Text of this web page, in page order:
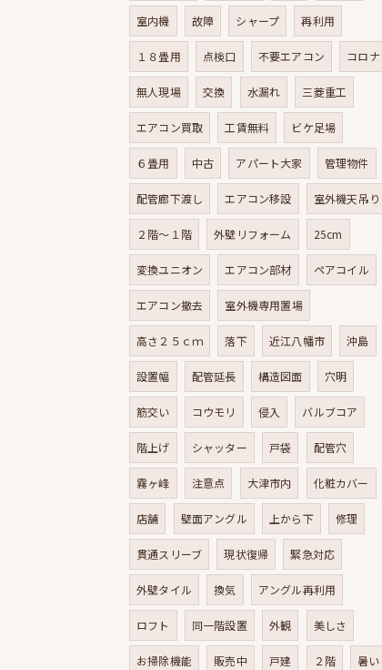
室内機 故障 シャープ 再利用
１８畳用 点検口 不要エアコン コロナ
無人現場 交換 水漏れ 三菱重工
エアコン買取 工賃無料 ビケ足場
６畳用 中古 アパート大家 管理物件
配管廊下渡し エアコン移設 室外機天吊り
２階～１階 外壁リフォーム 25cm
変換ユニオン エアコン部材 ペアコイル
エアコン撤去 室外機専用置場
高さ２５ｃｍ 落下 近江八幡市 沖島
設置幅 配管延長 構造図面 穴明
筋交い コウモリ 侵入 バルブコア
階上げ シャッター 戸袋 配管穴
霧ヶ峰 注意点 大津市内 化粧カバー
店舗 壁面アングル 上から下 修理
貫通スリーブ 現状復帰 緊急対応
外壁タイル 換気 アングル再利用
ロフト 同一階設置 外観 美しさ
お掃除機能 販売中 戸建 ２階 暑い